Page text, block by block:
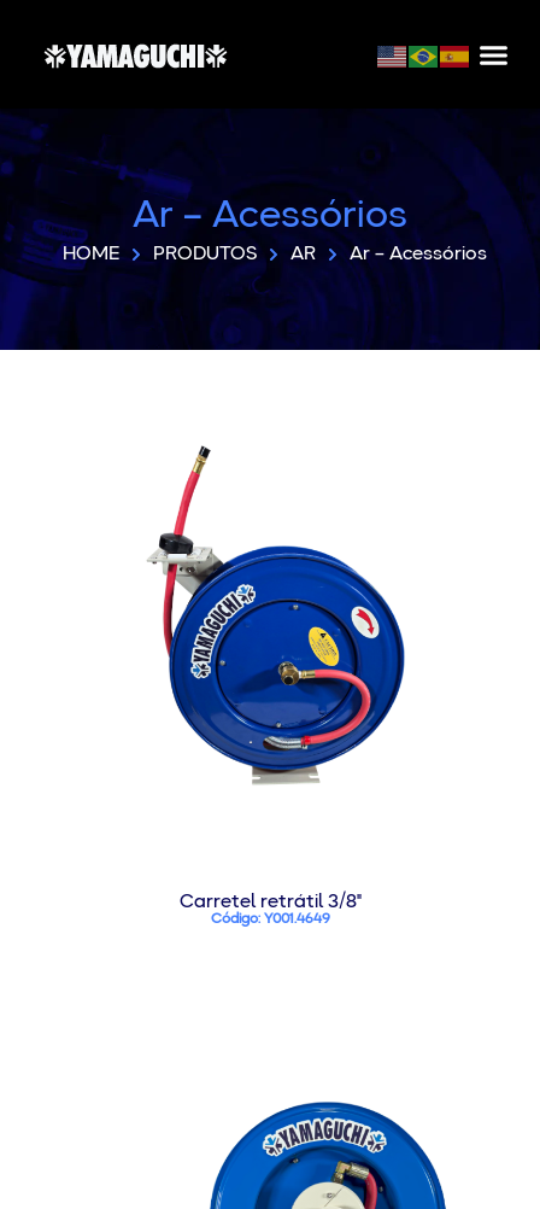
Ar – Acessórios
HOME PRODUTOS AR Ar – Acessórios
Carretel retrátil 3/8"
Código: Y001.4649